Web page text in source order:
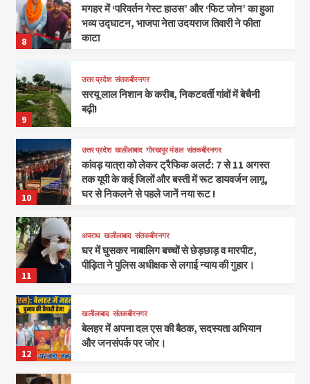
8
मगहर में ‘परिवर्तन गेस्ट हाउस’ और ‘फिट जोन’ का हुआ
भव्य उद्घाटन, भाजपा नेता उदयराज तिवारी ने फीता
काटा
9
उत्तर प्रदेश संतकबीरनगर
सरयू लाल निशान के करीब, निकटवर्ती गांवों में बेचैनी
बढ़ी!
10
उत्तर प्रदेश खलीलाबाद गोरखपुर मंडल संतकबीरनगर
कांवड़ यात्रा को लेकर ट्रैफिक अलर्ट: 7 से 11 अगस्त
तक यूपी के कई जिलों और बस्ती में रूट डायवर्जन लागू,
घर से निकलने से पहले जानें नया रूट !
11
अपराध खलीलाबाद संतकबीरनगर
घर में घुसकर नाबालिग बच्चों से छेड़छाड़ व मारपीट,
पीड़िता ने पुलिस अधीक्षक से लगाई न्याय की गुहार।
12
खलीलाबाद संतकबीरनगर
बेलहर में अपना दल एस की बैठक, सदस्यता अभियान
और जनसंपर्क पर जोर।